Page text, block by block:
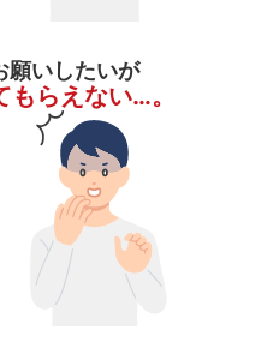
願いしたいが
らえない…。